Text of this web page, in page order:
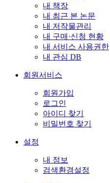
내 책장
내 최근 본 논문
내 저작물관리
내 구매·신청 현황
내 서비스 사용권한
내 관심 DB
회원서비스
회원가입
로그인
아이디 찾기
비밀번호 찾기
설정
내 정보
검색환경설정